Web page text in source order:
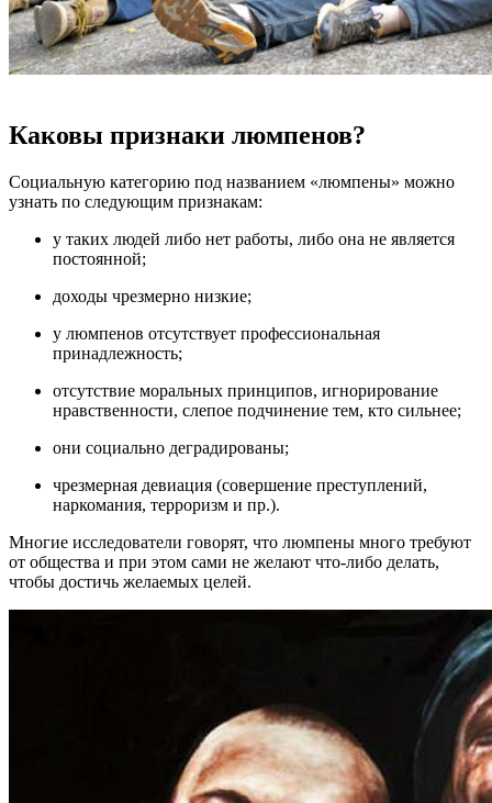
Каковы признаки люмпенов?
Социальную категорию под названием «люмпены» можно
узнать по следующим признакам:
у таких людей либо нет работы, либо она не является
постоянной;
доходы чрезмерно низкие;
у люмпенов отсутствует профессиональная
принадлежность;
отсутствие моральных принципов, игнорирование
нравственности, слепое подчинение тем, кто сильнее;
они социально деградированы;
чрезмерная девиация (совершение преступлений,
наркомания, терроризм и пр.).
Многие исследователи говорят, что люмпены много требуют
от общества и при этом сами не желают что-либо делать,
чтобы достичь желаемых целей.